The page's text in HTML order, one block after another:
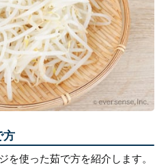
方
を使った茹で方を紹介します。